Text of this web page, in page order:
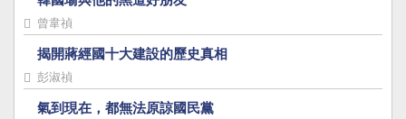
曾韋禎
揭開蔣經國十大建設的歷史真相
彭淑禎
氣到現在，都無法原諒國民黨